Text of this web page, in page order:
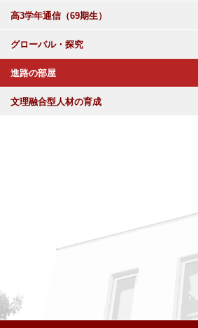
高3学年通信（69期生）
グローバル・探究
進路の部屋
文理融合型人材の育成